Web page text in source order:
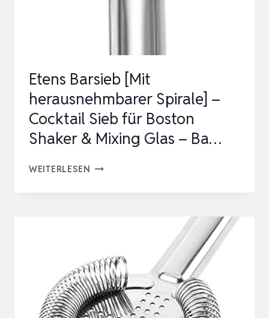
Etens Barsieb [Mit
herausnehmbarer Spirale] –
Cocktail Sieb für Boston
Shaker & Mixing Glas – Ba…
WEITERLESEN ETENS
COCKTAIL
SIEB
FÜR